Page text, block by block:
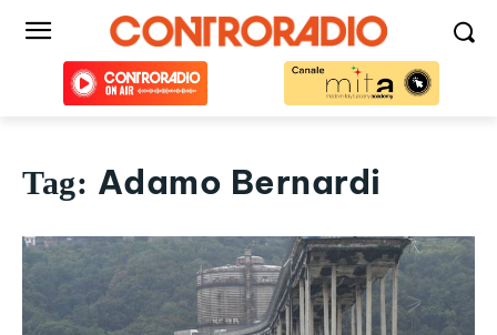
Tag: Adamo Bernardi